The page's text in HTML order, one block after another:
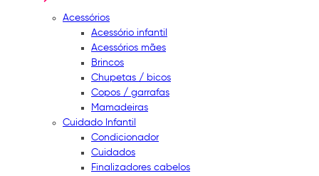
Acessórios
Acessório infantil
Acessórios mães
Brincos
Chupetas / bicos
Copos / garrafas
Mamadeiras
Cuidado Infantil
Condicionador
Cuidados
Finalizadores cabelos